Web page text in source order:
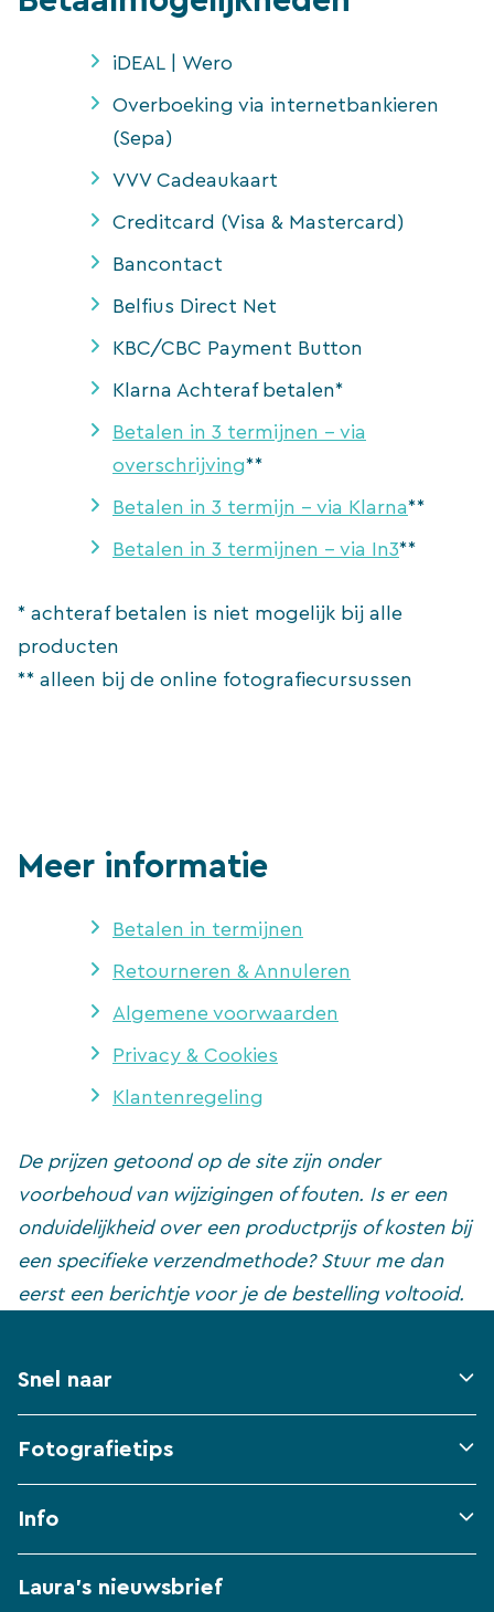
iDEAL | Wero
Overboeking via internetbankieren
(Sepa)
VVV Cadeaukaart
Creditcard (Visa & Mastercard)
Bancontact
Belfius Direct Net
KBC/CBC Payment Button
Klarna Achteraf betalen*
Betalen in 3 termijnen – via
overschrijving**
Betalen in 3 termijn – via Klarna**
Betalen in 3 termijnen – via In3**
* achteraf betalen is niet mogelijk bij alle
producten
** alleen bij de online fotografiecursussen
Meer informatie
Betalen in termijnen
Retourneren & Annuleren
Algemene voorwaarden
Privacy & Cookies
Klantenregeling
De prijzen getoond op de site zijn onder
voorbehoud van wijzigingen of fouten. Is er een
onduidelijkheid over een productprijs of kosten bij
een specifieke verzendmethode? Stuur me dan
eerst een berichtje voor je de bestelling voltooid.
Snel naar
Fotografietips
Info
Laura's nieuwsbrief